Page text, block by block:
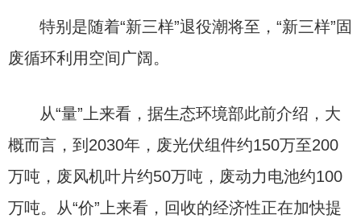
特别是随着“新三样”退役潮将至，“新三样”固
废循环利用空间广阔。
从“量”上来看，据生态环境部此前介绍，大
概而言，到2030年，废光伏组件约150万至200
万吨，废风机叶片约50万吨，废动力电池约100
万吨。从“价”上来看，回收的经济性正在加快提